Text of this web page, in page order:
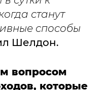
станут
способы
Шелдон.
вопросом
которые